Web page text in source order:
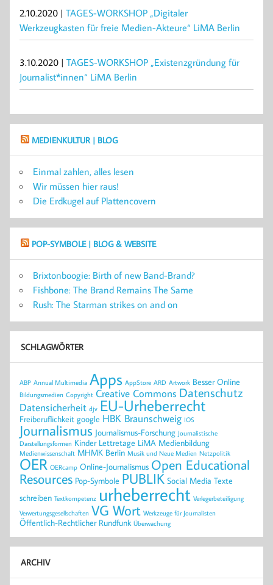
2.10.2020 | TAGES-WORKSHOP „Digitaler
Werkzeugkasten für freie Medien-Akteure“ LiMA Berlin
3.10.2020 | TAGES-WORKSHOP „Existenzgründung für
Journalist*innen“ LiMA Berlin
MEDIENKULTUR | BLOG
Einmal zahlen, alles lesen
Wir müssen hier raus!
Die Erdkugel auf Plattencovern
POP-SYMBOLE | BLOG & WEBSITE
Brixtonboogie: Birth of new Band-Brand?
Fishbone: The Brand Remains The Same
Rush: The Starman strikes on and on
SCHLAGWÖRTER
ABP Annual Multimedia Apps AppStore ARD Artwork Besser Online
Bildungsmedien Copyright Creative Commons Datenschutz
Datensicherheit djv EU-Urheberrecht
Freiberuflichkeit google HBK Braunschweig IOS
Journalismus Journalismus-Forschung Journalistische
Darstellungsformen Kinder Lettretage LiMA Medienbildung
Medienwissenschaft MHMK Berlin Musik und Neue Medien Netzpolitik
OER OERcamp Online-Journalismus Open Educational
Resources Pop-Symbole PUBLIK Social Media Texte
schreiben Textkompetenz urheberrecht Verlegerbeteiligung
Verwertungsgesellschaften VG Wort Werkzeuge für Journalisten
Öffentlich-Rechtlicher Rundfunk Überwachung
ARCHIV